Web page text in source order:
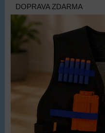
DOPRAVA ZDARMA